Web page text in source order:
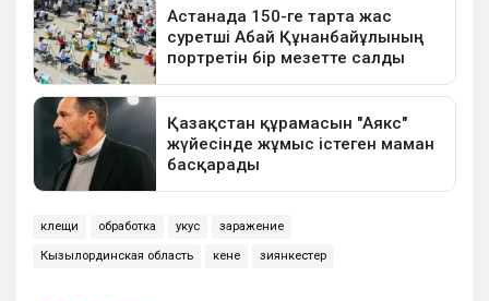
клещи обработка укус заражение
Кызылординская область кене зиянкестер